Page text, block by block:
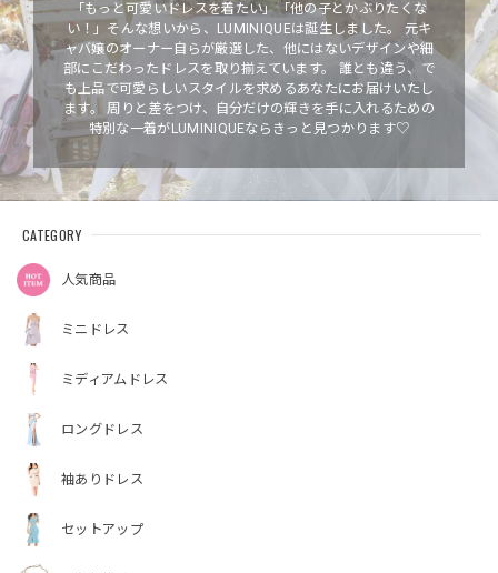
「もっと可愛いドレスを着たい」「他の子とかぶりたくな
い！」そんな想いから、LUMINIQUEは誕生しました。 元キ
ャバ嬢のオーナー自らが厳選した、他にはないデザインや細
部にこだわったドレスを取り揃えています。 誰とも違う、で
も上品で可愛らしいスタイルを求めるあなたにお届けいたし
ます。 周りと差をつけ、自分だけの輝きを手に入れるための
特別な一着がLUMINIQUEならきっと見つかります♡
CATEGORY
人気商品
ミニドレス
ミディアムドレス
ロングドレス
袖ありドレス
セットアップ